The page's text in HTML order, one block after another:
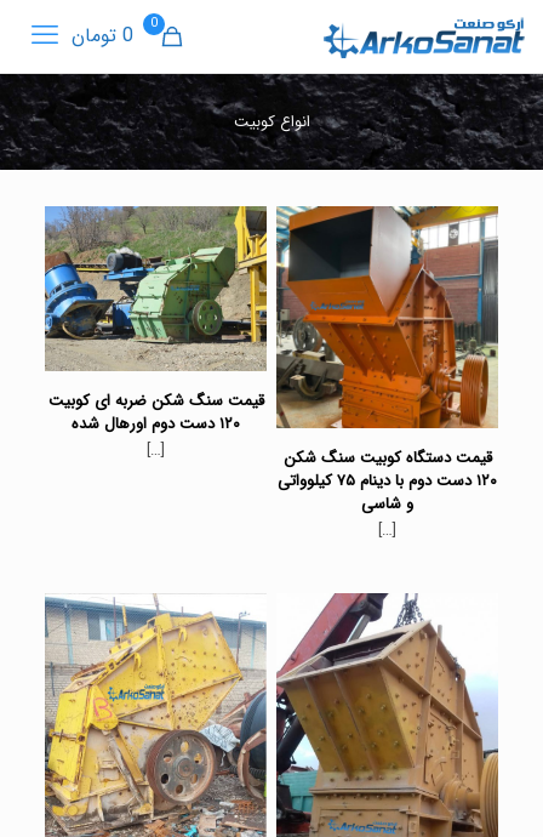
0 0 تومان
انواع کوبیت
قیمت دستگاه کوبیت سنگ شکن
۱۲۰ دست دوم با دینام ۷۵ کیلوواتی
و شاسی
[…]
قیمت سنگ شکن ضربه ای کوبیت
۱۲۰ دست دوم اورهال شده
[…]